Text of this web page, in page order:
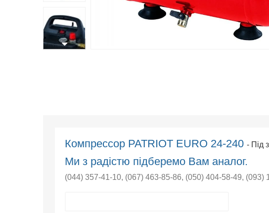
Компрессор PATRIOT EURO 24-240- Під
Ми з радістю підберемо Вам аналог.
(044) 357-41-10, (067) 463-85-86, (050) 404-58-49, (093)